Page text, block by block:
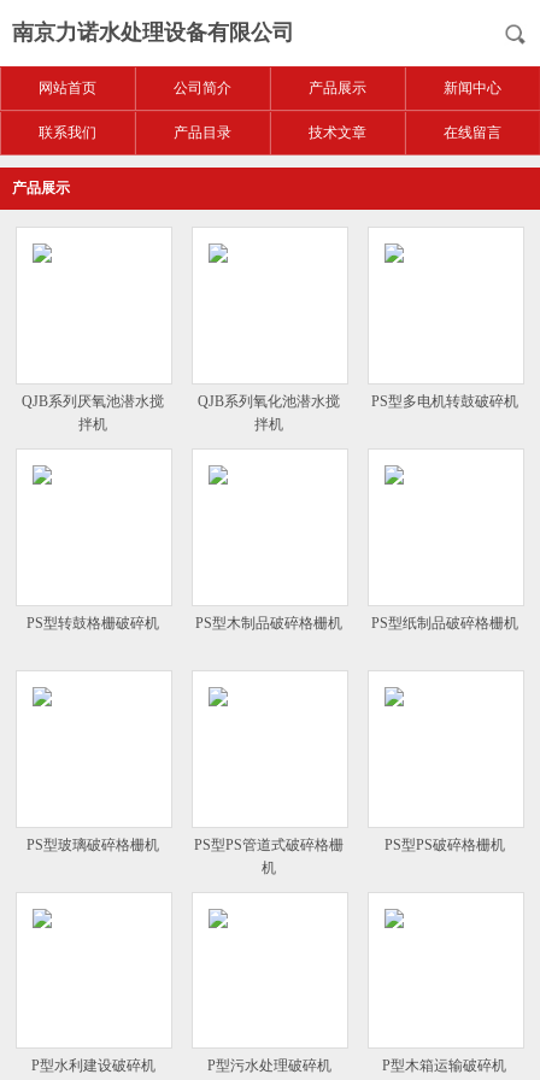
南京力诺水处理设备有限公司
网站首页 公司简介 产品展示 新闻中心
联系我们 产品目录 技术文章 在线留言
产品展示
QJB系列厌氧池潜水搅
拌机
QJB系列氧化池潜水搅
拌机
PS型多电机转鼓破碎机
PS型转鼓格栅破碎机 PS型木制品破碎格栅机 PS型纸制品破碎格栅机
PS型玻璃破碎格栅机
PS型PS管道式破碎格栅
机
PS型PS破碎格栅机
P型水利建设破碎机 P型污水处理破碎机 P型木箱运输破碎机